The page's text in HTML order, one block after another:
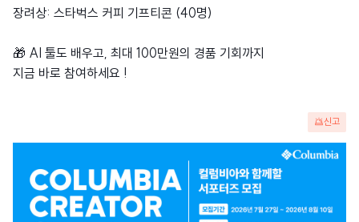
장려상: 스타벅스 커피 기프티콘 (40명)
🎁 AI 툴도 배우고, 최대 100만원의 경품 기회까지
지금 바로 참여하세요 !
신고